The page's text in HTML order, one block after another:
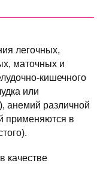
легочных,
маточных и
кишечного
или
анемий различной
применяются в
качестве